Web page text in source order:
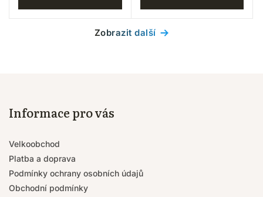
Zobrazit další
Informace pro vás
Velkoobchod
Platba a doprava
Podmínky ochrany osobních údajů
Obchodní podmínky